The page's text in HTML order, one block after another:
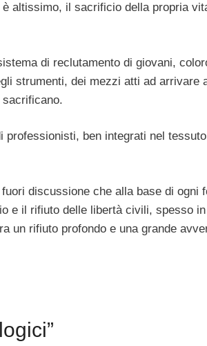
altissimo, il sacrificio della propria
di reclutamento di giovani,
strumenti, dei mezzi atti ad arrivare
sacrificano.
professionisti, ben integrati nel tessuto
discussione che alla base di ogni
e il rifiuto delle libertà civili, spesso
un rifiuto profondo e una grande